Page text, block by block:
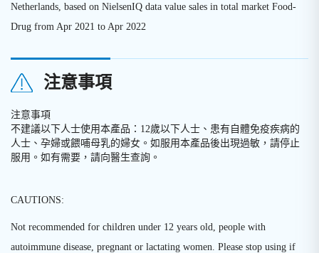
Netherlands, based on NielsenIQ data value sales in total market Food-
Drug from Apr 2021 to Apr 2022
注意事項
注意事項
不建議以下人士使用本產品： 12歲以下人士、患有自體免疫疾病的
人士、孕婦或餵哺母乳的婦女。如服用本產品後出現過敏，請停止
服用。如有需要，請向醫生查詢。
CAUTIONS:
Not recommended for children under 12 years old, people with
autoimmune disease, pregnant or lactating women. Please stop using if